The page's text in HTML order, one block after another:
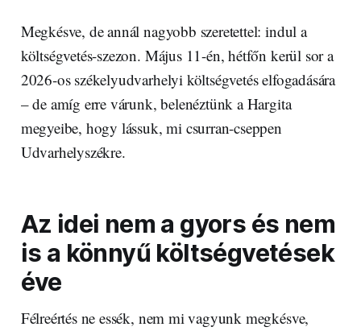
Megkésve, de annál nagyobb szeretettel: indul a
költségvetés-szezon. Május 11-én, hétfőn kerül sor a
2026-os székelyudvarhelyi költségvetés elfogadására
– de amíg erre várunk, belenéztünk a Hargita
megyeibe, hogy lássuk, mi csurran-cseppen
Udvarhelyszékre.
Az idei nem a gyors és nem
is a könnyű költségvetések
éve
Félreértés ne essék, nem mi vagyunk megkésve,